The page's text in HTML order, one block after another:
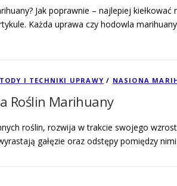
Jak poprawnie – najlepiej
Każda uprawa czy hodowla
I TECHNIKI UPRAWY / NASIONA
Roślin Marihuany
roślin, rozwija w trakcie swojego
gałęzie oraz odstępy pomiędzy nimi.